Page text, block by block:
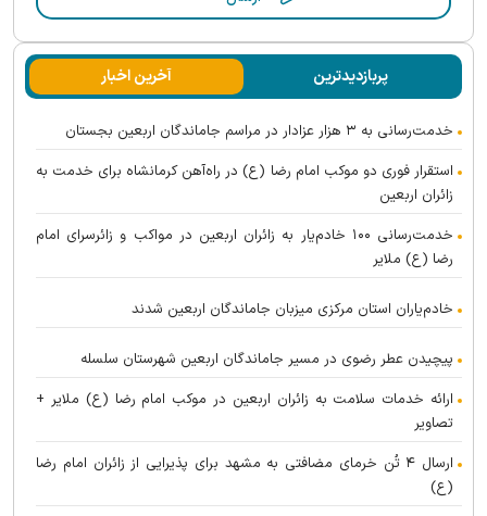
پربازدیدترین آخرین اخبار
خدمت‌رسانی به ۳ هزار عزادار در مراسم جاماندگان اربعین بجستان
استقرار فوری دو موکب امام رضا (ع) در راه‌آهن کرمانشاه برای خدمت به
زائران اربعین
خدمت‌رسانی ۱۰۰ خادم‌یار به زائران اربعین در مواکب و زائرسرای امام
رضا (ع) ملایر
خادم‌یاران استان مرکزی میزبان جاماندگان اربعین شدند
پیچیدن عطر رضوی در مسیر جاماندگان اربعین شهرستان سلسله
ارائه خدمات سلامت به زائران اربعین در موکب امام رضا (ع) ملایر +
تصاویر
ارسال ۴ تُن خرمای مضافتی به مشهد برای پذیرایی از زائران امام رضا
(ع)